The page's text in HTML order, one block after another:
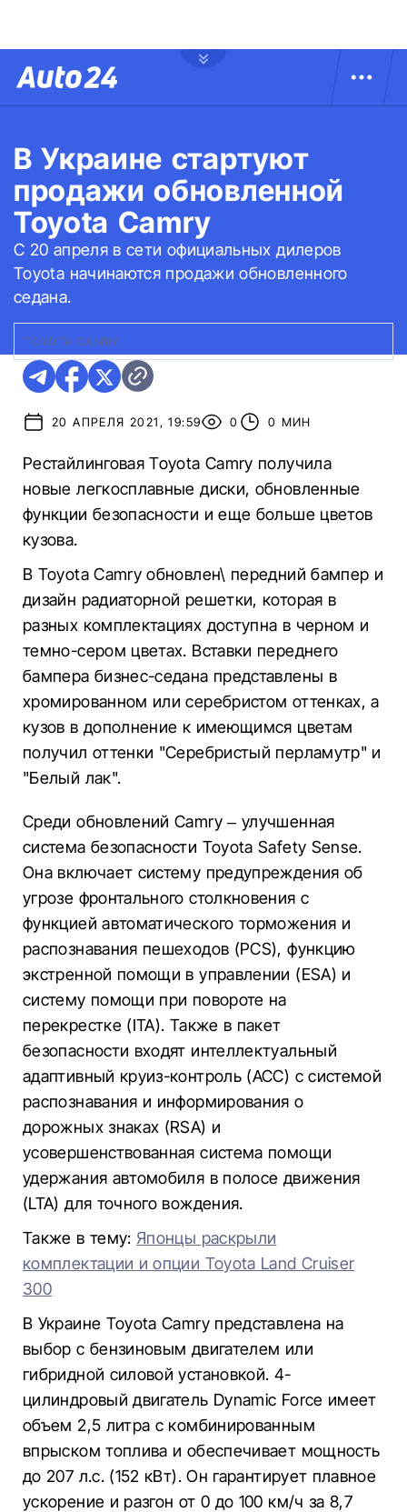
В Украине стартуют
продажи обновленной
Toyota Camry
С 20 апреля в сети официальных дилеров
Toyota начинаются продажи обновленного
седана.
TOYOTA CAMRY
20 АПРЕЛЯ 2021, 19:59 0 0 МИН
Рестайлинговая Toyota Camry получила
новые легкосплавные диски, обновленные
функции безопасности и еще больше цветов
кузова.
В Toyota Camry обновлен\ передний бампер и
дизайн радиаторной решетки, которая в
разных комплектациях доступна в черном и
темно-сером цветах. Вставки переднего
бампера бизнес-седана представлены в
хромированном или серебристом оттенках, а
кузов в дополнение к имеющимся цветам
получил оттенки "Серебристый перламутр" и
"Белый лак".
Среди обновлений Camry – улучшенная
система безопасности Toyota Safety Sense.
Она включает систему предупреждения об
угрозе фронтального столкновения с
функцией автоматического торможения и
распознавания пешеходов (PCS), функцию
экстренной помощи в управлении (ESA) и
систему помощи при повороте на
перекрестке (ITA). Также в пакет
безопасности входят интеллектуальный
адаптивный круиз-контроль (ACC) с системой
распознавания и информирования о
дорожных знаках (RSA) и
усовершенствованная система помощи
удержания автомобиля в полосе движения
(LTA) для точного вождения.
Также в тему: Японцы раскрыли
комплектации и опции Toyota Land Cruiser
300
В Украине Toyota Camry представлена ​​на
выбор с бензиновым двигателем или
гибридной силовой установкой. 4-
цилиндровый двигатель Dynamic Force имеет
объем 2,5 литра с комбинированным
впрыском топлива и обеспечивает мощность
до 207 л.с. (152 кВт). Он гарантирует плавное
ускорение и разгон от 0 до 100 км/ч за 8,7